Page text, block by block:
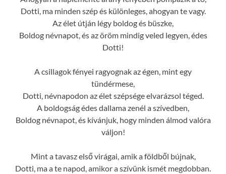
Dotti, ma minden szép és különleges, ahogyan te vagy.
Az élet útján légy boldog és büszke,
Boldog névnapot, és az öröm mindig veled legyen, édes
Dotti!
A csillagok fényei ragyognak az égen, mint egy
tündérmese,
Dotti, névnapodon az élet szépsége elvarázsol téged.
A boldogság édes dallama zenél a szívedben,
Boldog névnapot, és kívánjuk, hogy minden álmod valóra
váljon!
Mint a tavasz első virágai, amik a földből bújnak,
Dotti, ma a te napod, amikor a szívünk ismét megdobban.